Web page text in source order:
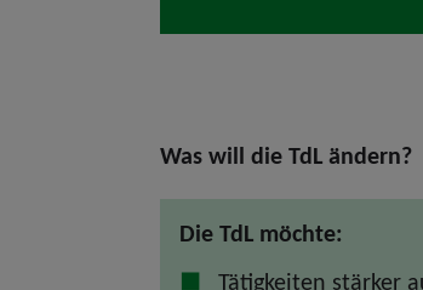
Was will die TdL ändern?
Die TdL möchte:
Tätigkeiten stärker